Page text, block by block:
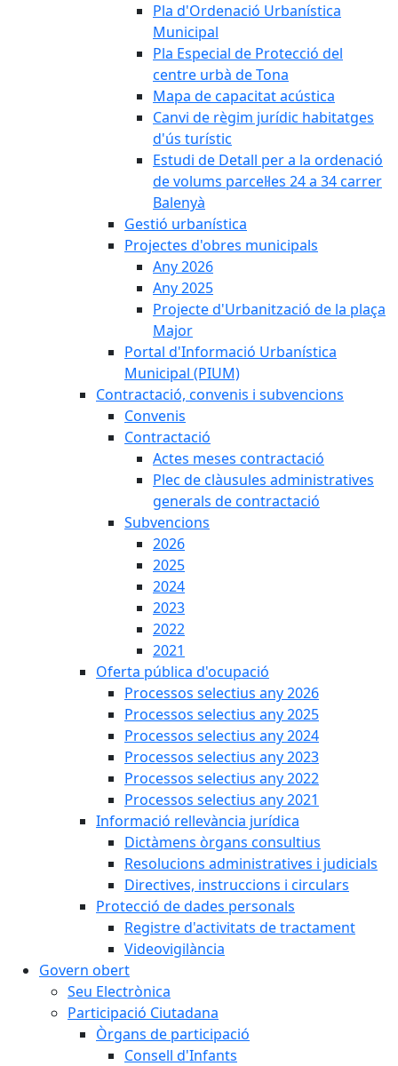
Pla d'Ordenació Urbanística
Municipal
Pla Especial de Protecció del
centre urbà de Tona
Mapa de capacitat acústica
Canvi de règim jurídic habitatges
d'ús turístic
Estudi de Detall per a la ordenació
de volums parcel·les 24 a 34 carrer
Balenyà
Gestió urbanística
Projectes d'obres municipals
Any 2026
Any 2025
Projecte d'Urbanització de la plaça
Major
Portal d'Informació Urbanística
Municipal (PIUM)
Contractació, convenis i subvencions
Convenis
Contractació
Actes meses contractació
Plec de clàusules administratives
generals de contractació
Subvencions
2026
2025
2024
2023
2022
2021
Oferta pública d'ocupació
Processos selectius any 2026
Processos selectius any 2025
Processos selectius any 2024
Processos selectius any 2023
Processos selectius any 2022
Processos selectius any 2021
Informació rellevància jurídica
Dictàmens òrgans consultius
Resolucions administratives i judicials
Directives, instruccions i circulars
Protecció de dades personals
Registre d'activitats de tractament
Videovigilància
Govern obert
Seu Electrònica
Participació Ciutadana
Òrgans de participació
Consell d'Infants